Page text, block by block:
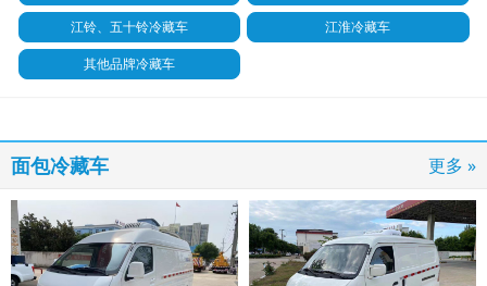
江铃、五十铃冷藏车
江淮冷藏车
其他品牌冷藏车
面包冷藏车 更多 »